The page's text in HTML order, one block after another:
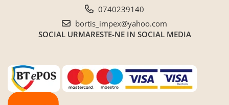
Sezlonguri de gradina si terasa
,Chiuvete si baterii
Baterii bucatarie
Chiuvete bucatarie
0740239140
bortis_impex@yahoo.com
SOCIAL URMARESTE-NE IN SOCIAL MEDIA